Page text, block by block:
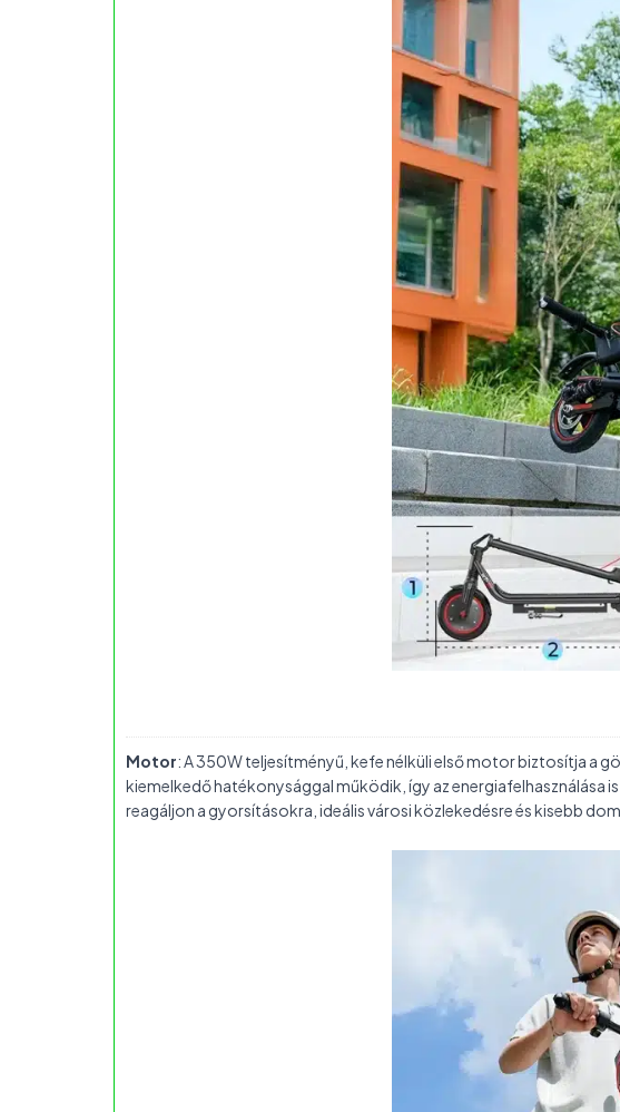
Motor: A 350W teljesítményű, kefe nélküli első motor biztosítja a
kiemelkedő hatékonysággal működik, így az energiafelhasználása
reagáljon a gyorsításokra, ideális városi közlekedésre és kisebb